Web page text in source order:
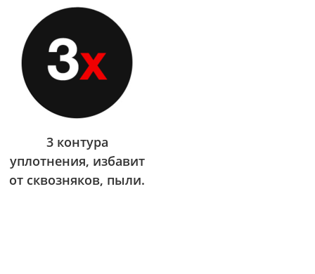
3 контура
уплотнения, избавит
от сквозняков, пыли.